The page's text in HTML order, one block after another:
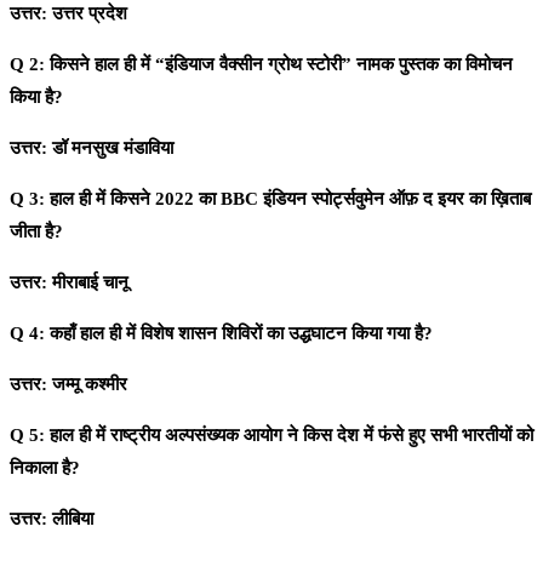
उत्तर: उत्तर प्रदेश
Q 2: किसने हाल ही में “इंडियाज वैक्सीन ग्रोथ स्टोरी” नामक पुस्तक का विमोचन
किया है?
उत्तर: डॉ मनसुख मंडाविया
Q 3: हाल ही में किसने 2022 का BBC इंडियन स्पोर्ट्सवुमेन ऑफ़ द इयर का ख़िताब
जीता है?
उत्तर: मीराबाई चानू
Q 4: कहाँ हाल ही में विशेष शासन शिविरों का उद्धघाटन किया गया है?
उत्तर: जम्मू कश्मीर
Q 5: हाल ही में राष्ट्रीय अल्पसंख्यक आयोग ने किस देश में फंसे हुए सभी भारतीयों को
निकाला है?
उत्तर: लीबिया